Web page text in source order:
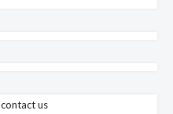
contact us